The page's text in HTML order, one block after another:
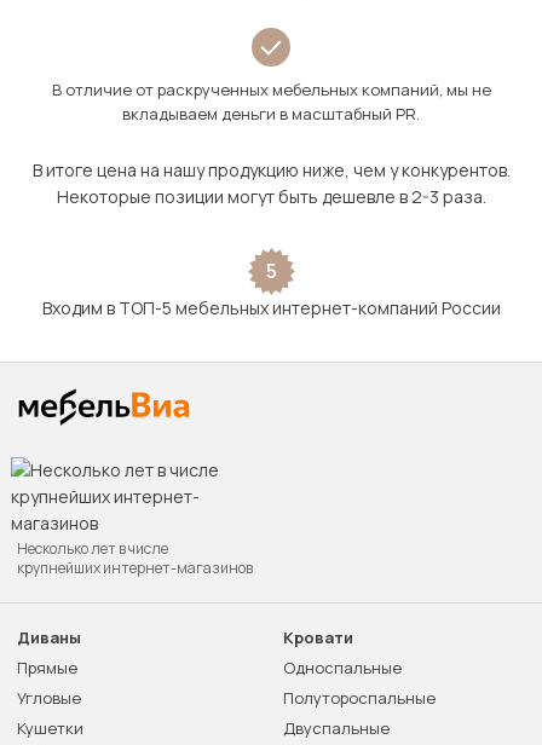
В отличие от раскрученных мебельных компаний, мы не
вкладываем деньги в масштабный PR.
В итоге цена на нашу продукцию ниже, чем у конкурентов.
Некоторые позиции могут быть дешевле в 2-3 раза.
5
Входим в ТОП-5 мебельных интернет-компаний России
Несколько лет в числе
крупнейших интернет-магазинов
Диваны
Прямые
Угловые
Кушетки
Кровати
Односпальные
Полутороспальные
Двуспальные